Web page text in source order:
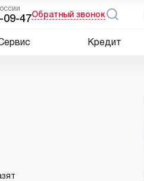
09-47Обратный звонок
Кредит